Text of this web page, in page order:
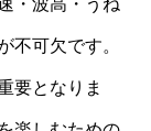
・波高・うね
不可欠です。
要となりま